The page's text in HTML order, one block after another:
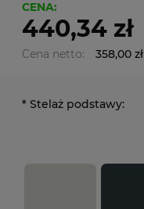
CENA:
440,34 zł
Cena netto: 358,00 zł
* Stelaż podstawy: